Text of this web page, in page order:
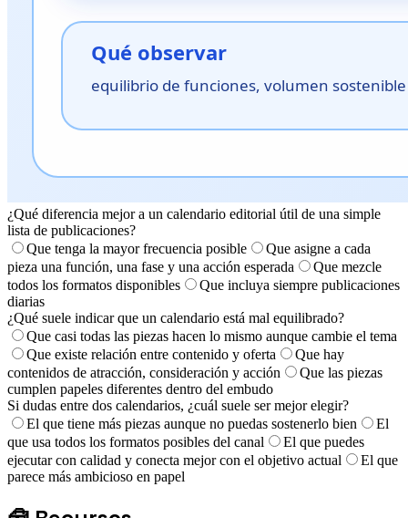
¿Qué diferencia mejor a un calendario editorial útil de una simple
lista de publicaciones?
Que tenga la mayor frecuencia posible
Que asigne a cada
pieza una función, una fase y una acción esperada
Que mezcle
todos los formatos disponibles
Que incluya siempre publicaciones
diarias
¿Qué suele indicar que un calendario está mal equilibrado?
Que casi todas las piezas hacen lo mismo aunque cambie el tema
Que existe relación entre contenido y oferta
Que hay
contenidos de atracción, consideración y acción
Que las piezas
cumplen papeles diferentes dentro del embudo
Si dudas entre dos calendarios, ¿cuál suele ser mejor elegir?
El que tiene más piezas aunque no puedas sostenerlo bien
El
que usa todos los formatos posibles del canal
El que puedes
ejecutar con calidad y conecta mejor con el objetivo actual
El que
parece más ambicioso en papel